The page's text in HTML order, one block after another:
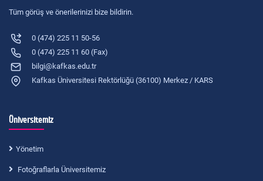
Tüm görüş ve önerilerinizi bize bildirin.
0 (474) 225 11 50-56
0 (474) 225 11 60 (Fax)
bilgi@kafkas.edu.tr
Kafkas Üniversitesi Rektörlüğü (36100) Merkez / KARS
Üniversitemiz
Yönetim
Fotoğraflarla Üniversitemiz